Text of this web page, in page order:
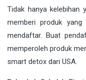
Tidak hanya kelebihan
memberi produk
mendaftar. Buat
memperoleh produk
smart detox dari USA.